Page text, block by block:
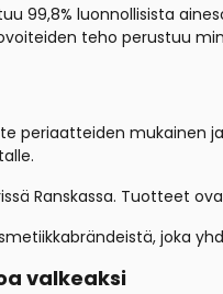
99,8% luonnollisista
teho perustuu
periaatteiden mukainen
Ranskassa. Tuotteet
joka
valkeaksi